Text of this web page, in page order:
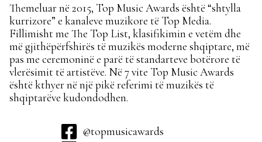
Themeluar në 2015, Top Music Awards është “shtylla
kurrizore” e kanaleve muzikore të Top Media.
Fillimisht me The Top List, klasifikimin e vetëm dhe
më gjithëpërfshirës të muzikës moderne shqiptare, më
pas me ceremoninë e parë të standarteve botërore të
vlerësimit të artistëve. Në 7 vite Top Music Awards
është kthyer në një pikë referimi të muzikës të
shqiptarëve kudondodhen.
@topmusicawards